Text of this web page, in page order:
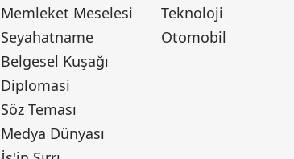
Memleket Meselesi
Seyahatname
Belgesel Kuşağı
Diplomasi
Söz Teması
Medya Dünyası
Teknoloji
Otomobil